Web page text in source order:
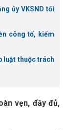
ủy VKSND tối
công tố, kiểm
luật thuộc trách
vẹn, đầy đủ,